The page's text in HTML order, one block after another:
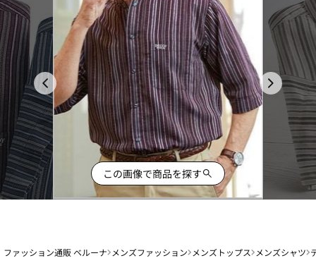
この画像で商品を探す
ファッション通販 ベルーナ メンズファッション メンズトップス メンズシャツ